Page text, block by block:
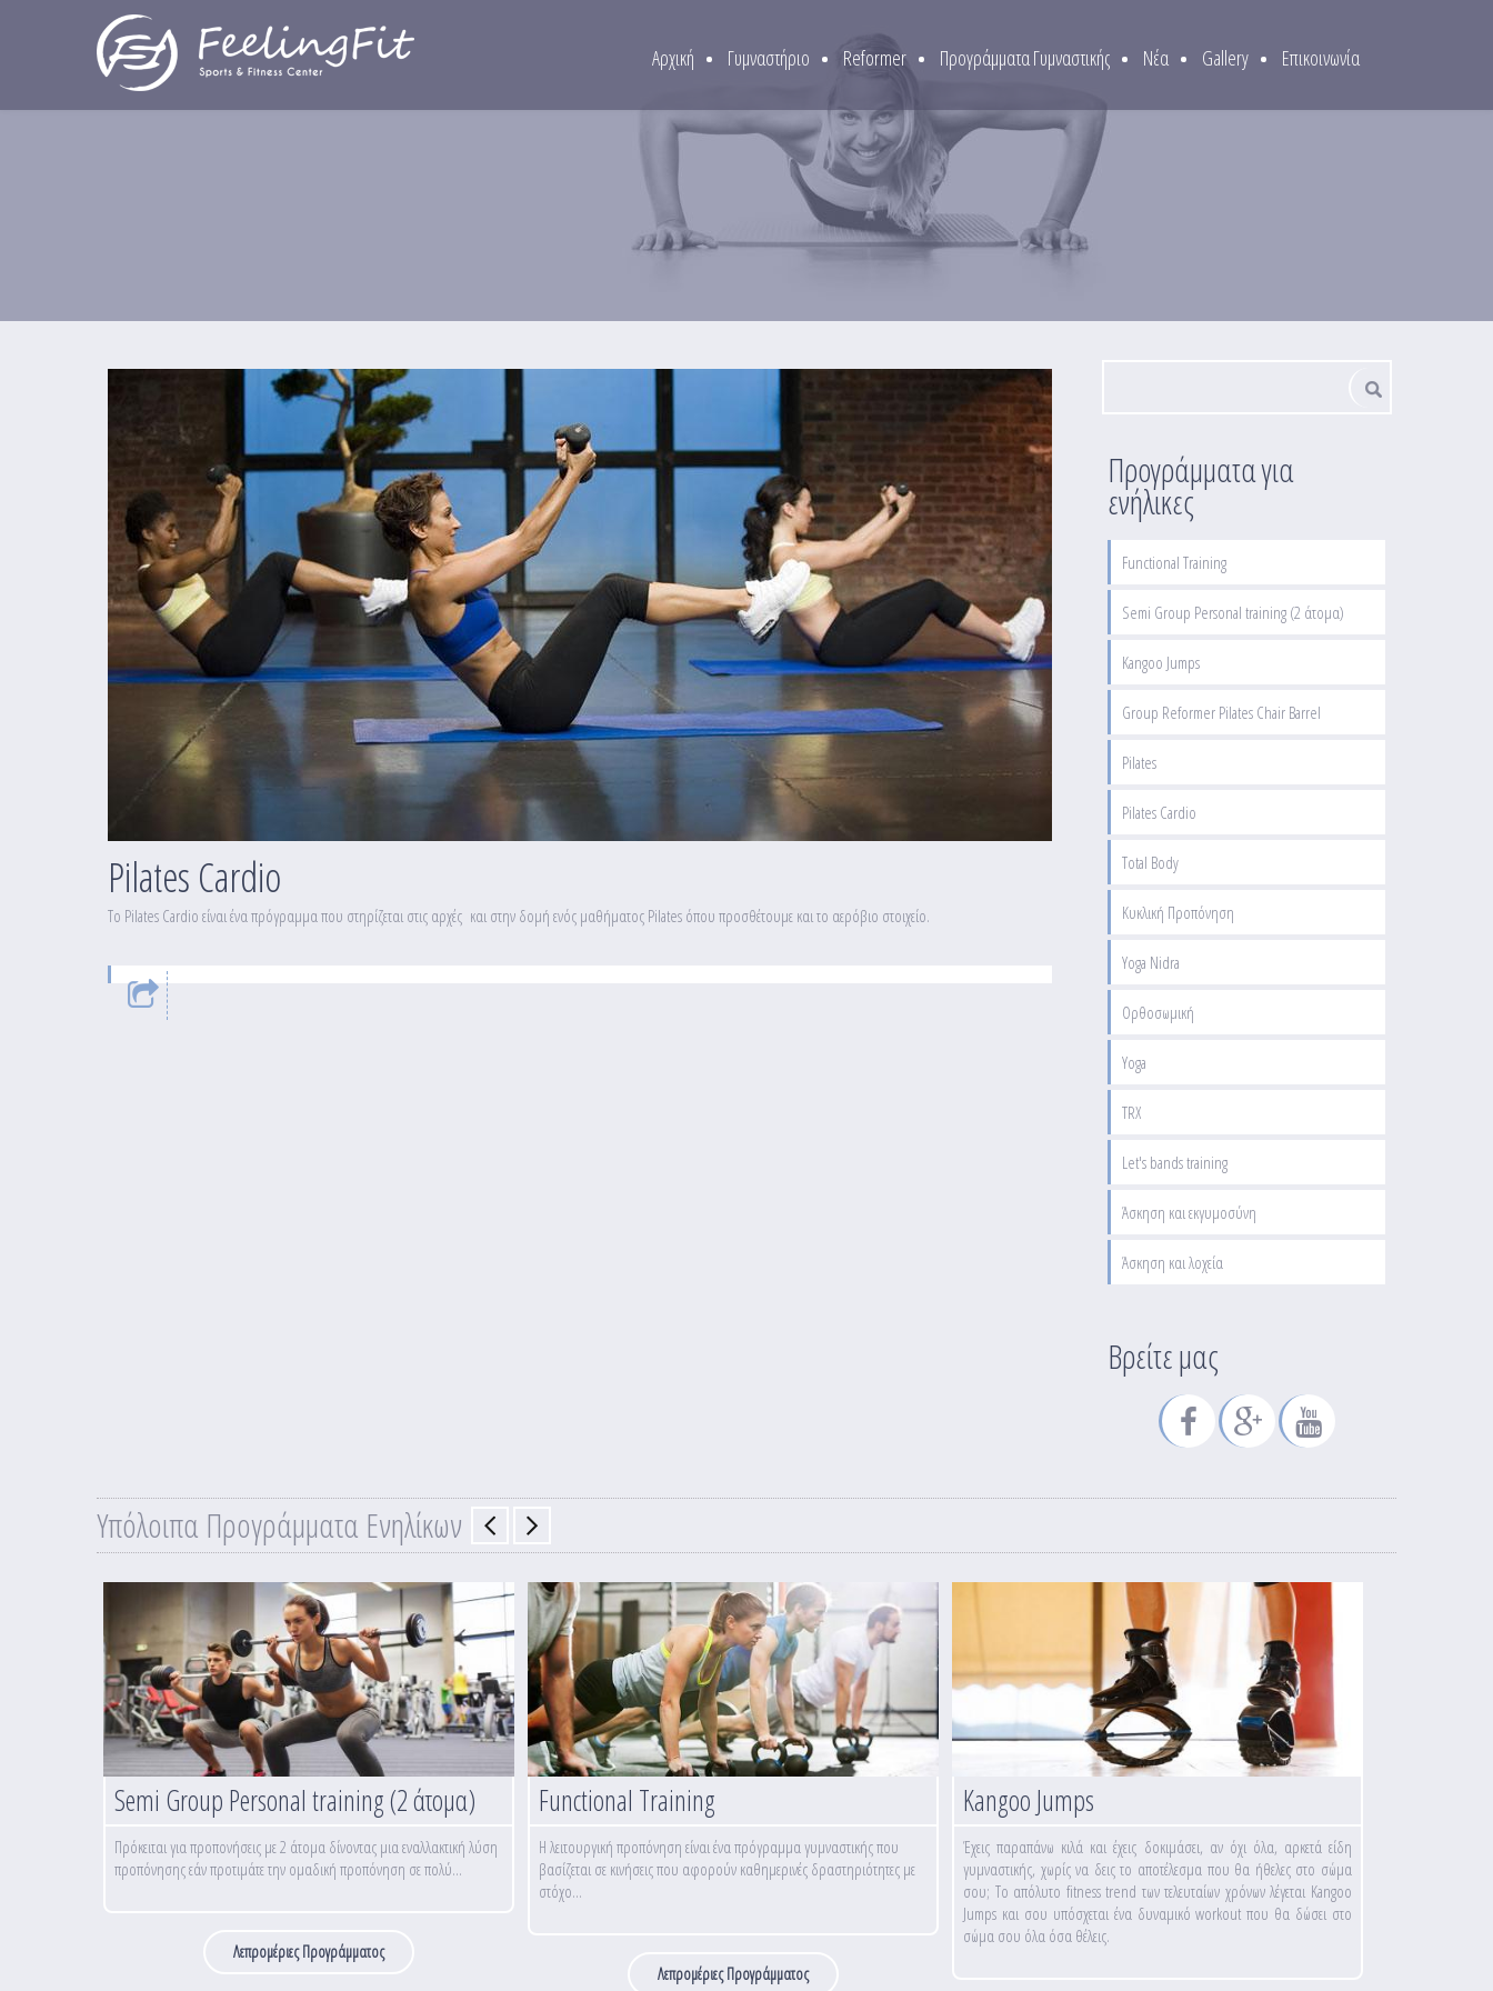
Παράκαμψη προς το κυρίως περιεχόμενο
Αρχική Γυμναστήριο Reformer Προγράμματα Γυμναστικής Νέα Gallery Επικοινωνία
Pilates Cardio
Το Pilates Cardio είναι ένα πρόγραμμα που στηρίζεται στις αρχές και στην δομή ενός μαθήματος Pilates όπου προσθέτουμε και το αερόβιο στοιχείο.
Προγράμματα για
ενήλικες
Functional Training
Semi Group Personal training (2 άτομα)
Kangoo Jumps
Group Reformer Pilates Chair Barrel
Pilates
Pilates Cardio
Total Body
Κυκλική Προπόνηση
Yoga Nidra
Ορθοσωμική
Yoga
TRX
Let's bands training
Άσκηση και εκγυμοσύνη
Άσκηση και λοχεία
Βρείτε μας
Υπόλοιπα Προγράμματα Ενηλίκων
Semi Group Personal training (2 άτομα)
Πρόκειται για προπονήσεις με 2 άτομα δίνοντας μια εναλλακτική λύση
προπόνησης εάν προτιμάτε την ομαδική προπόνηση σε πολύ...
Λεπρομέριες Προγράμματος
Functional Training
Η λειτουργική προπόνηση είναι ένα πρόγραμμα γυμναστικής που
βασίζεται σε κινήσεις που αφορούν καθημερινές δραστηριότητες με
στόχο...
Λεπρομέριες Προγράμματος
Kangoo Jumps
Έχεις παραπάνω κιλά και έχεις δοκιμάσει, αν όχι όλα, αρκετά είδη
γυμναστικής, χωρίς να δεις το αποτέλεσμα που θα ήθελες στο σώμα
σου; Το απόλυτο fitness trend των τελευταίων χρόνων λέγεται Kangoo
Jumps και σου υπόσχεται ένα δυναμικό workout που θα δώσει στο
σώμα σου όλα όσα θέλεις.